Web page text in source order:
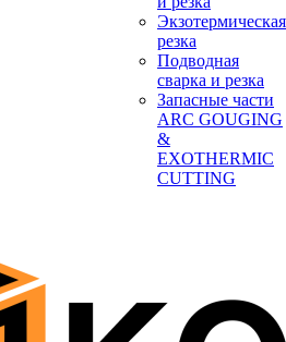
Экзотермическая
резка
Подводная
сварка и резка
Запасные части
ARC GOUGING
&
EXOTHERMIC
CUTTING